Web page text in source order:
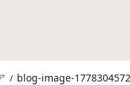
blog-image-